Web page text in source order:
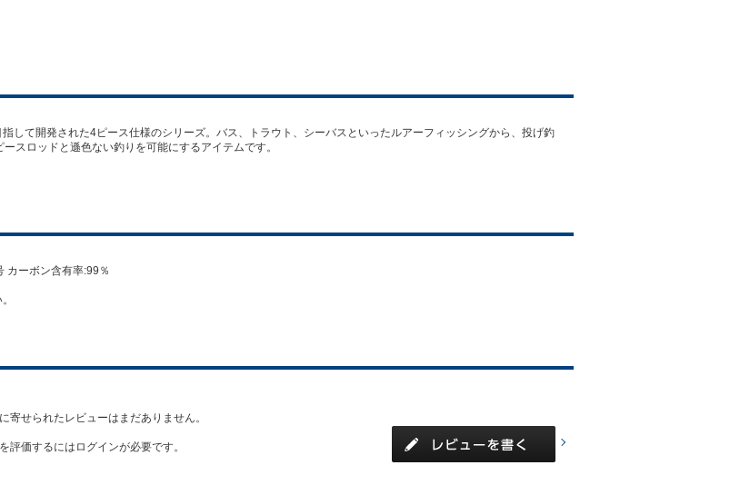
して開発された4ピース仕様のシリーズ。バス、トラウト、シーバスといったルアーフィッシングから、投げ釣
スロッドと遜色ない釣りを可能にするアイテムです。
カーボン含有率:99％
寄せられたレビューはまだありません。
評価するには ログインが必要です。